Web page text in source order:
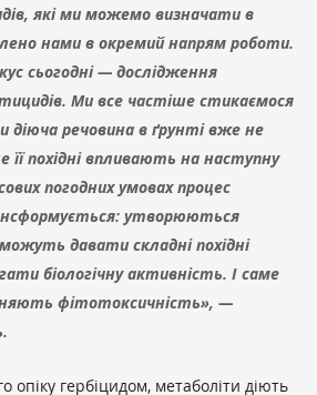
які ми можемо визначати в
нами в окремий напрям роботи.
сьогодні — дослідження
Ми все частіше стикаємося
діюча речовина в ґрунті вже не
її похідні впливають на наступну
погодних умовах процес
утворюються
давати складні похідні
біологічну активність. І саме
фітотоксичність», —
опіку гербіцидом, метаболіти діють